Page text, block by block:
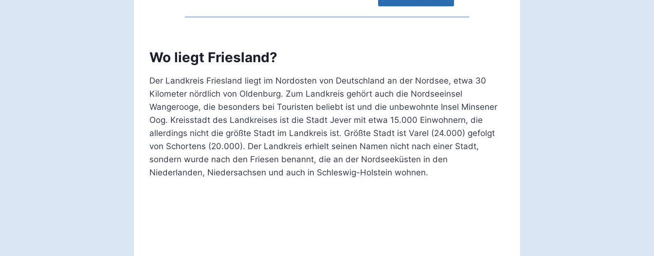
Wo liegt Friesland?
Der Landkreis Friesland liegt im Nordosten von Deutschland an der Nordsee, etwa 30
Kilometer nördlich von Oldenburg. Zum Landkreis gehört auch die Nordseeinsel
Wangerooge, die besonders bei Touristen beliebt ist und die unbewohnte Insel Minsener
Oog. Kreisstadt des Landkreises ist die Stadt Jever mit etwa 15.000 Einwohnern, die
allerdings nicht die größte Stadt im Landkreis ist. Größte Stadt ist Varel (24.000) gefolgt
von Schortens (20.000). Der Landkreis erhielt seinen Namen nicht nach einer Stadt,
sondern wurde nach den Friesen benannt, die an der Nordseeküsten in den
Niederlanden, Niedersachsen und auch in Schleswig-Holstein wohnen.